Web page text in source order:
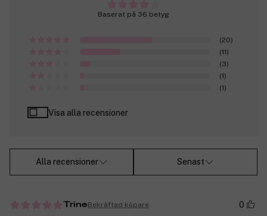
Baserat på 36 betyg
(20)
(11)
(3)
(1)
(1)
Visa alla recensioner
Alla recensioner Senast
TrineBekräftad köpare 0